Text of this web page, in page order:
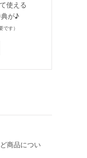
使える
が♪
です）
商品につい